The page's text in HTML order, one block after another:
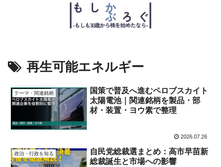
再生可能エネルギー
テーマ・関連銘柄
国策で普及へ進むペロブスカイト
太陽電池｜関連銘柄を製品・部
材・装置・ヨウ素で整理
2026.07.26
政治・行政を知る
自民党総裁選まとめ：高市早苗新
総裁誕生と市場への影響